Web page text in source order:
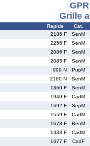
Grille
Rapide
Cat.
2186 F
SenM
2256 F
SenM
2086 F
SenM
2085 F
SenM
999 N
PupM
2180 N
SenM
1860 F
SenM
1949 F
CadM
1692 F
SepM
1559 F
CadM
1678 F
BenM
1333 F
CadM
1677 F
CadF